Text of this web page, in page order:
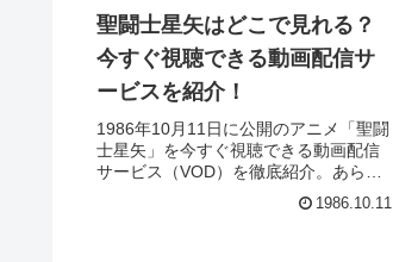
聖闘士星矢はどこで見れる？
今すぐ視聴できる動画配信サ
ービスを紹介！
1986年10月11日に公開のアニメ「聖闘
士星矢」を今すぐ視聴できる動画配信
サービス（VOD）を徹底紹介。あらす
じやキャスト・声優、スタッフ、主題
歌の情報はもちろん、実際に見た人の
1986.10.11